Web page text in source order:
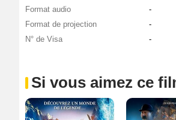
Format audio
-
Format de projection
-
N° de Visa
-
Si vous aimez ce